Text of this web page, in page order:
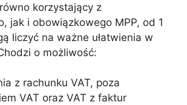
korzystający z
jak i obowiązkowego MPP, od 1
liczyć na ważne ułatwienia w
o możliwość:
z rachunku VAT, poza
VAT oraz VAT z faktur